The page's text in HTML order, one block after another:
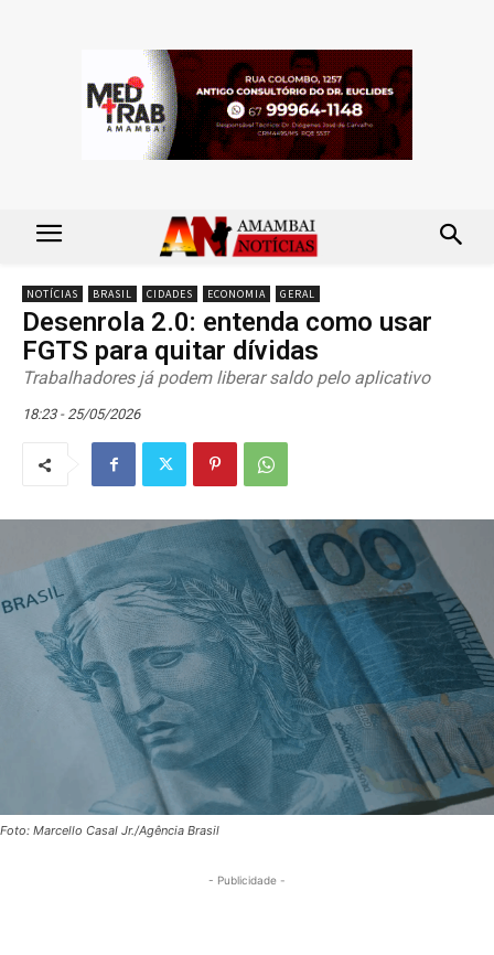
NOTÍCIAS BRASIL CIDADES ECONOMIA GERAL
Desenrola 2.0: entenda como usar
FGTS para quitar dívidas
Trabalhadores já podem liberar saldo pelo aplicativo
18:23 - 25/05/2026
Foto: Marcello Casal Jr./Agência Brasil
- Publicidade -